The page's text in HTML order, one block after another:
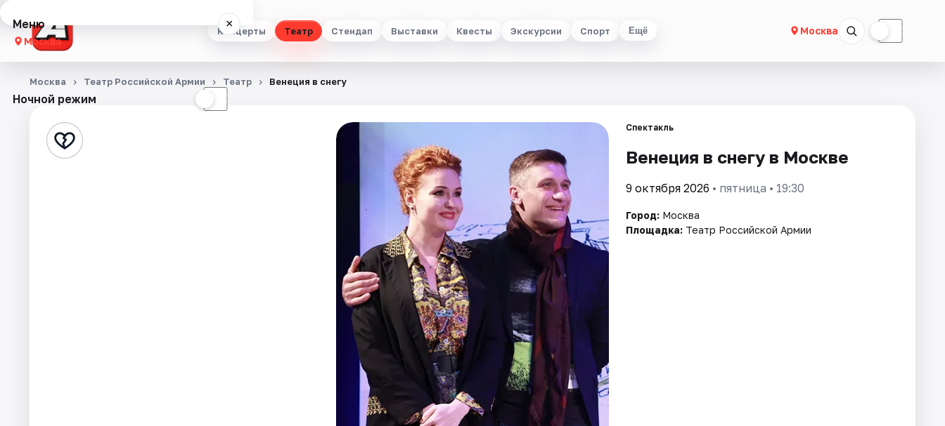
Концерты Театр Стендап Выставки Квесты Экскурсии Спорт Ещё Москва ☾
Меню ×
Москва
Концерты
Стендап
Ночной режим ☾
Москва Театр Российской Армии Театр Венеция в снегу
Спектакль
Венеция в снегу в Москве
9 октября 2026 • пятница • 19:30
Город: Москва
Площадка: Театр Российской Армии